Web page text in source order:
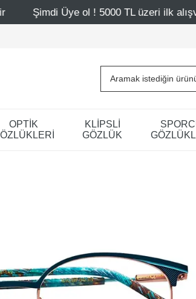
! 5000 TL üzeri ilk alışverişinde 500 TL
OPTİK
KLİPSLİ
GÖZLÜK